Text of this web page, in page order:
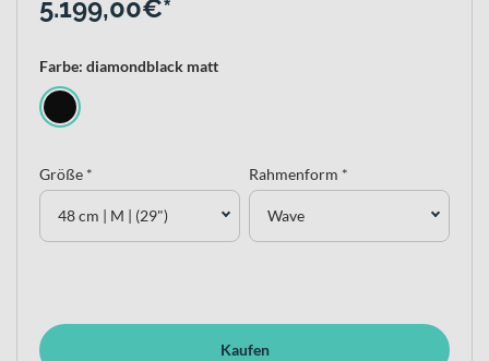
5.199,00€*
Farbe: diamondblack matt
Größe *
48 cm | M | (29")
Rahmenform *
Wave
Kaufen